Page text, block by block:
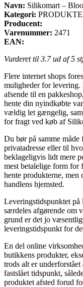
Navn: Silikomart –
Kategori:
Producent:
Varenummer: 2471
EAN:
Vurderet til 3.7ud af 5
Flere internet shops
muligheder for levering.
afsende til en
hente din nyindkøbte
vældig let gængelig,
for fragt ved køb af
Du bør på samme
privatadresse eller til
beklageligvis lidt mere
mest betalelige form for
hente produkterne, men
handlens hjemsted.
Leveringstidspunktet
særdeles afgørende om
grund er det jo
leveringstidspunkt for
En del online
butikkens produkter,
trods alt er
fastslået tidspunkt,
produktet afsted forud